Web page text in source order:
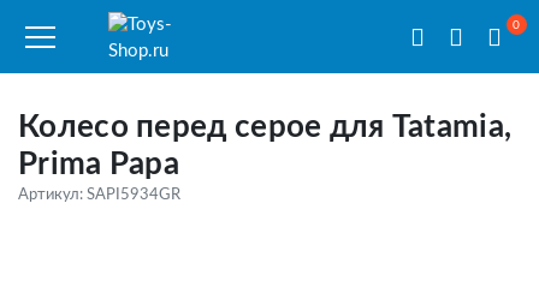
0
Колесо перед серое для Tatamia,
Prima Papa
Артикул: SAPI5934GR